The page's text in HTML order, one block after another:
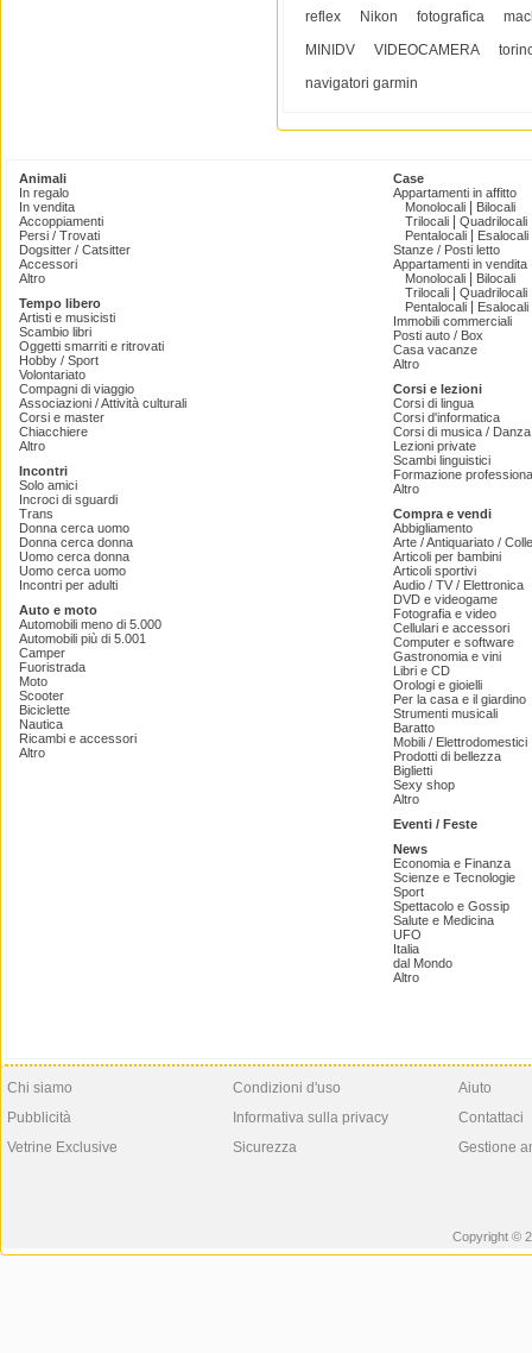
reflex Nikon fotografica
MINIDV
VIDEOCAMERA
navigatori garmin
Animali
In regalo
In vendita
Accoppiamenti
Persi / Trovati
Dogsitter / Catsitter
Accessori
Altro
Tempo libero
Artisti e musicisti
Scambio libri
Oggetti smarriti e ritrovati
Hobby / Sport
Volontariato
Compagni di viaggio
Associazioni / Attività culturali
Corsi e master
Chiacchiere
Altro
Incontri
Solo amici
Incroci di sguardi
Trans
Donna cerca uomo
Donna cerca donna
Uomo cerca donna
Uomo cerca uomo
Incontri per adulti
Auto e moto
Automobili meno di 5.000
Automobili più di 5.001
Camper
Fuoristrada
Moto
Scooter
Biciclette
Nautica
Ricambi e accessori
Altro
Case
Appartamenti in affitto
Monolocali
Bilocali
Trilocali
Quadrilocali
Pentalocali
Esalocali
Stanze / Posti letto
Appartamenti in vendita
Monolocali
Bilocali
Trilocali
Quadrilocali
Pentalocali
Esalocali
Immobili commerciali
Posti auto / Box
Casa vacanze
Altro
Corsi e lezioni
Corsi di lingua
Corsi d'informatica
Corsi di musica /
Lezioni private
Scambi linguistici
Formazione
Altro
Compra e vendi
Abbigliamento
Arte / Antiquariato /
Articoli per bambini
Articoli sportivi
Audio / TV / Elettronica
DVD e videogame
Fotografia e video
Cellulari e accessori
Computer e software
Gastronomia e vini
Libri e CD
Orologi e gioielli
Per la casa e il giardino
Strumenti musicali
Baratto
Mobili / Elettrodomestici
Prodotti di bellezza
Biglietti
Sexy shop
Altro
Eventi / Feste
News
Economia e Finanza
Scienze e Tecnologie
Sport
Spettacolo e Gossip
Salute e Medicina
UFO
Italia
dal Mondo
Altro
Chi siamo
Pubblicità
Vetrine Exclusive
Condizioni d'uso
Informativa sulla privacy
Sicurezza
Aiuto
Contattaci
Gestione
Copyright ©